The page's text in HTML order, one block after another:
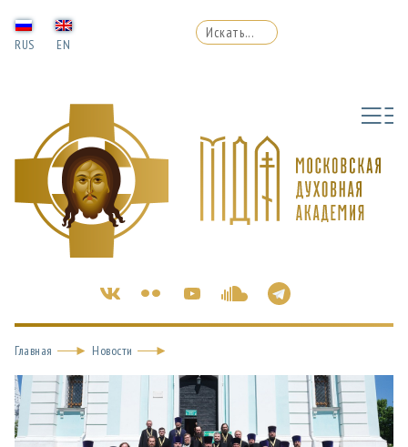
RUS EN
Главная Новости